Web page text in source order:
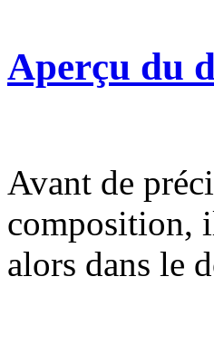
Aperçu du
Avant de
composition,
alors dans le